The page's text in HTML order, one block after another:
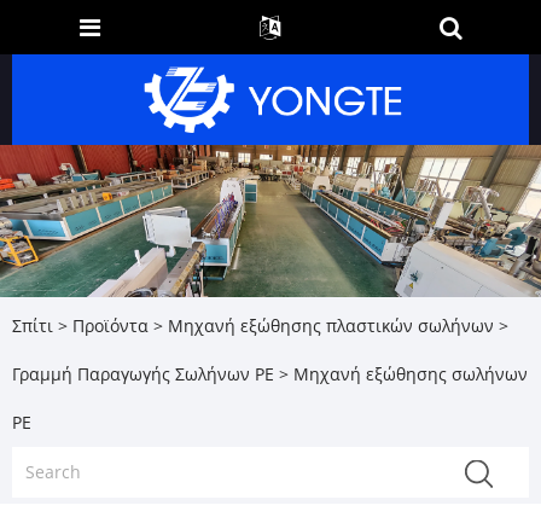
Σπίτι > Προϊόντα > Μηχανή εξώθησης πλαστικών σωλήνων >
Γραμμή Παραγωγής Σωλήνων PE > Μηχανή εξώθησης σωλήνων
PE